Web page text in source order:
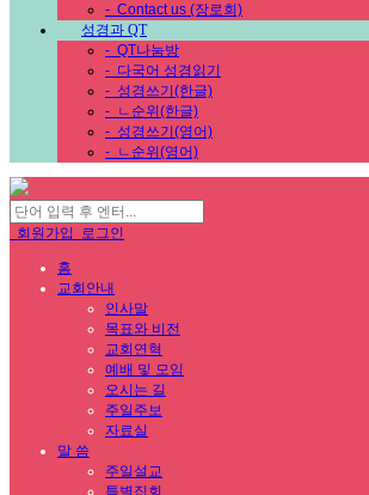
- Contact us (장로회)
성경과 QT
- QT나눔방
- 다국어 성경읽기
- 성경쓰기(한글)
- ㄴ순위(한글)
- 성경쓰기(영어)
- ㄴ순위(영어)
회원가입 로그인
홈
교회안내
인사말
목표와 비전
교회연혁
예배 및 모임
오시는 길
주일주보
자료실
말 씀
주일설교
특별집회